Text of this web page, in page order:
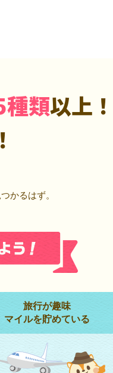
種類以上！
かるはず。
旅行が趣味
マイルを貯めている